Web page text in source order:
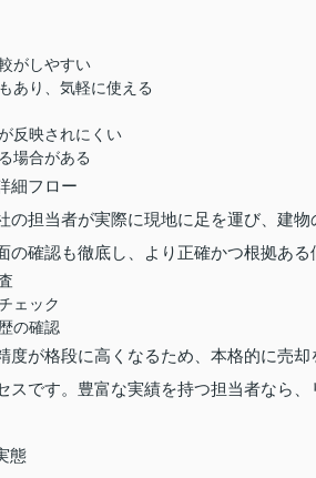
がしやすい
あり、気軽に使える
反映されにくい
場合がある
細フロー
の担当者が実際に現地に足を運び、建
の確認も徹底し、より正確かつ根拠ある
ェック
の確認
度が格段に高くなるため、本格的に売
スです。豊富な実績を持つ担当者なら
態